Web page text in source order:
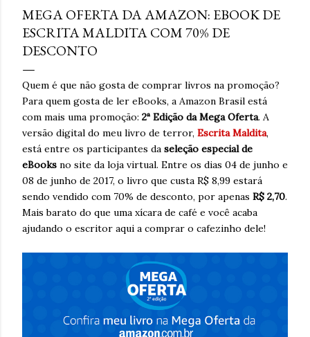
completamente livre do risco de recaída, ninguém estava,
respirava com mais tranquilidade e mesmo nos dias de
ansiedade, aprendera que o cigarro não era a resposta.
Pelo contrário, que criava mais problemas. Um ano
acreditando em si mesmo e confiando no processo. Um
ano sem fumar cigarro. Um ano. *Ben Oliveira é escritor,
formado em jornalismo . Autor do...
MEGA OFERTA DA AMAZON: EBOOK DE
ESCRITA MALDITA COM 70% DE
DESCONTO
Quem é que não gosta de comprar livros na promoção?
Para quem gosta de ler eBooks, a Amazon Brasil está
com mais uma promoção: 2ª Edição da Mega Oferta. A
versão digital do meu livro de terror, Escrita Maldita,
está entre os participantes da seleção especial de
eBooks no site da loja virtual. Entre os dias 04 de junho e
08 de junho de 2017, o livro que custa R$ 8,99 estará
sendo vendido com 70% de desconto, por apenas R$ 2,70.
Mais barato do que uma xícara de café e você acaba
ajudando o escritor aqui a comprar o cafezinho dele!